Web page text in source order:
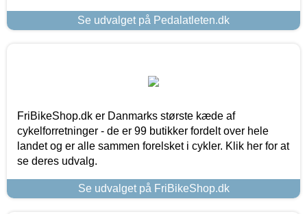
Se udvalget på Pedalatleten.dk
FriBikeShop.dk er Danmarks største kæde af
cykelforretninger - de er 99 butikker fordelt over hele
landet og er alle sammen forelsket i cykler. Klik her for at
se deres udvalg.
Se udvalget på FriBikeShop.dk